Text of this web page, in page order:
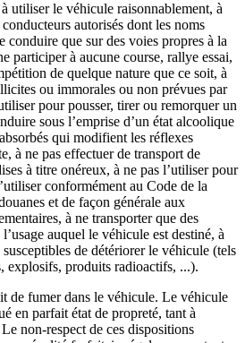
utiliser le véhicule raisonnablement, à
autorisés dont les noms
conduire que sur des voies propres à la
participer à aucune course, rallye essai,
de quelque nature que ce soit, à
ou immorales ou non prévues par
pour pousser, tirer ou remorquer un
sous l’emprise d’un état alcoolique
qui modifient les réflexes
à ne pas effectuer de transport de
à titre onéreux, à ne pas l’utiliser pour
conformément au Code de la
et de façon générale aux
à ne transporter que des
auquel le véhicule est destiné, à
de détériorer le véhicule (tels
explosifs, produits radioactifs, ...).
de fumer dans le véhicule. Le véhicule
en parfait état de propreté, tant à
non-respect de ces dispositions